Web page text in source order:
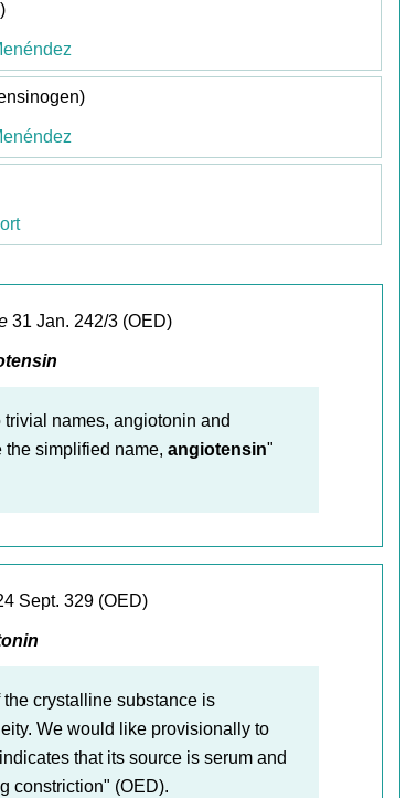
31 Jan. 242/3 (OED)
names, angiotonin and
the simplified name,angiotensin"
Sept. 329 (OED)
crystalline substance is
We would like provisionally to
that its source is serum and
constriction" (OED).